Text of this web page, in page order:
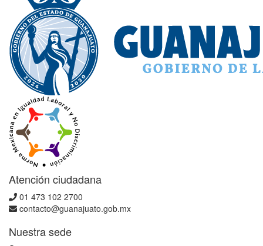
Atención ciudadana
01 473 102 2700
contacto@guanajuato.gob.mx
Nuestra sede